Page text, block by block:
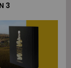
3